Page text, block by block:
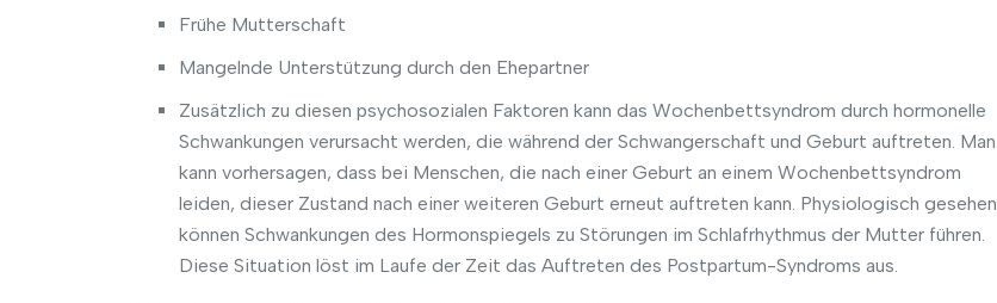
Frühe Mutterschaft
Mangelnde Unterstützung durch den Ehepartner
Zusätzlich zu diesen psychosozialen Faktoren kann das Wochenbettsyndrom durch hormonelle
Schwankungen verursacht werden, die während der Schwangerschaft und Geburt auftreten. Man
kann vorhersagen, dass bei Menschen, die nach einer Geburt an einem Wochenbettsyndrom
leiden, dieser Zustand nach einer weiteren Geburt erneut auftreten kann. Physiologisch gesehen
können Schwankungen des Hormonspiegels zu Störungen im Schlafrhythmus der Mutter führen.
Diese Situation löst im Laufe der Zeit das Auftreten des Postpartum-Syndroms aus.